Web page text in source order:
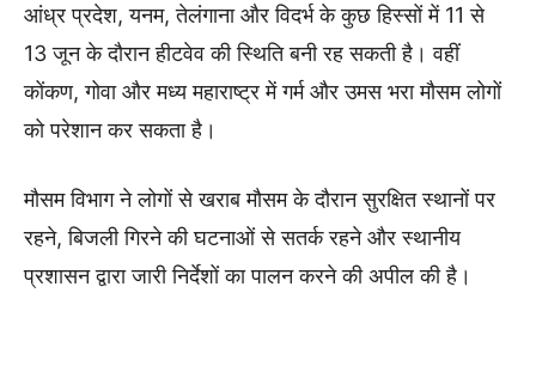
आंध्र प्रदेश, यनम, तेलंगाना और विदर्भ के कुछ हिस्सों में 11 से
13 जून के दौरान हीटवेव की स्थिति बनी रह सकती है। वहीं
कोंकण, गोवा और मध्य महाराष्ट्र में गर्म और उमस भरा मौसम लोगों
को परेशान कर सकता है।
मौसम विभाग ने लोगों से खराब मौसम के दौरान सुरक्षित स्थानों पर
रहने, बिजली गिरने की घटनाओं से सतर्क रहने और स्थानीय
प्रशासन द्वारा जारी निर्देशों का पालन करने की अपील की है।